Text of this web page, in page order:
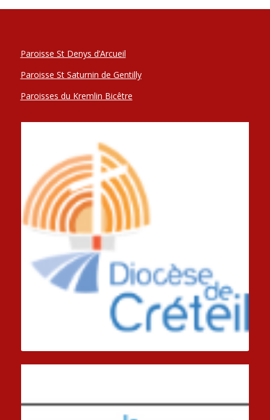
Paroisse St Denys d’Arcueil
Paroisse St Saturnin de Gentilly
Paroisses du Kremlin Bicêtre